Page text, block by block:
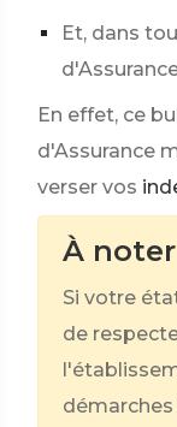
Et, dans
En effet, ce
d'Assurance
verser vos
À noter
Si votre
de
démarches